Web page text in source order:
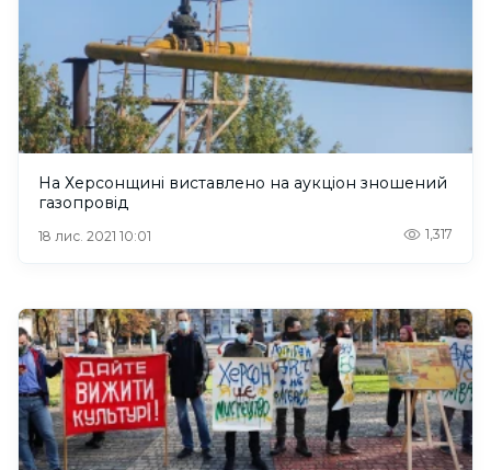
На Херсонщині виставлено на аукціон зношений
газопровід
18 лис. 2021 10:01 1,317